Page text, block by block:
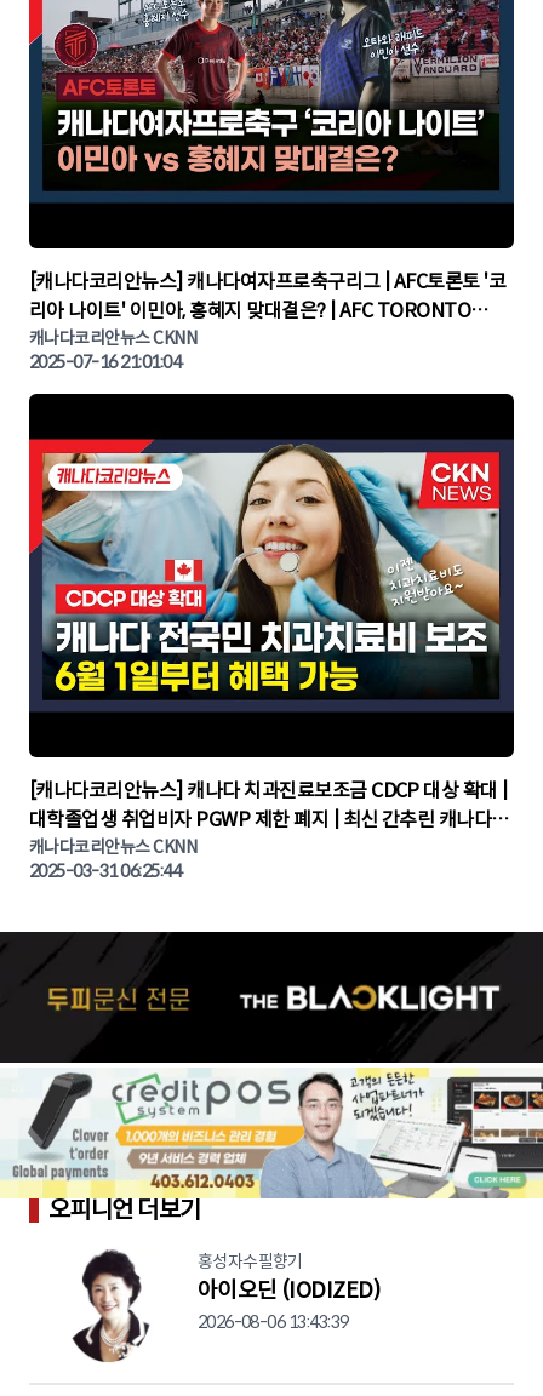
▶
[캐나다코리안뉴스] 캐나다여자프로축구리그 | AFC토론토 '코
리아 나이트' 이민아, 홍혜지 맞대결은? | AFC TORONTO
KOREA NIGHT | 캐나다뉴스 | 토론토뉴스
캐나다코리안뉴스 CKNN
2025-07-16 21:01:04
▶
[캐나다코리안뉴스] 캐나다 치과진료보조금 CDCP 대상 확대 |
대학졸업생 취업비자 PGWP 제한 폐지 | 최신 간추린 캐나다뉴
스 | CKNNEWS | 캐나다뉴스 | 토론토뉴스
캐나다코리안뉴스 CKNN
2025-03-31 06:25:44
오피니언 더보기
홍성자수필향기
아이오딘 (IODIZED)
2026-08-06 13:43:39